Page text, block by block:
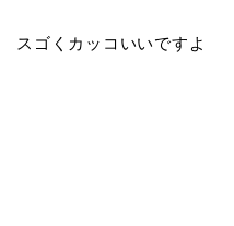
スゴくカッコいいですよ